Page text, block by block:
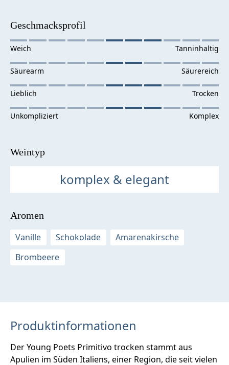
Geschmacksprofil
Weintyp
komplex & elegant
Aromen
Vanille
Schokolade
Amarenakirsche
Brombeere
Produktinformationen
Der Young Poets Primitivo trocken stammt aus
Apulien im Süden Italiens, einer Region, die seit vielen